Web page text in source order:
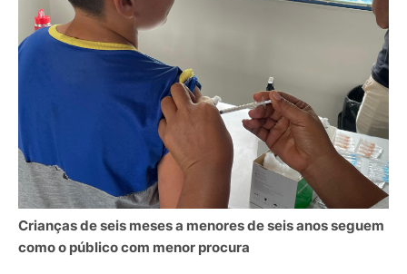
Crianças de seis meses a menores de seis anos seguem
como o público com menor procura